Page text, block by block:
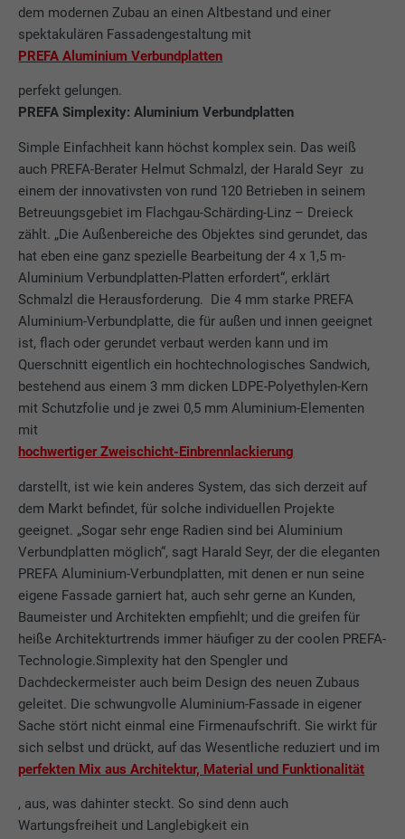
dem modernen Zubau an einen Altbestand und einer
spektakulären Fassadengestaltung mit
PREFA Aluminium Verbundplatten
perfekt gelungen.
PREFA Simplexity: Aluminium Verbundplatten
Simple Einfachheit kann höchst komplex sein. Das weiß
auch PREFA-Berater Helmut Schmalzl, der Harald Seyr zu
einem der innovativsten von rund 120 Betrieben in seinem
Betreuungsgebiet im Flachgau-Schärding-Linz – Dreieck
zählt. „Die Außenbereiche des Objektes sind gerundet, das
hat eben eine ganz spezielle Bearbeitung der 4 x 1,5 m-
Aluminium Verbundplatten-Platten erfordert“, erklärt
Schmalzl die Herausforderung. Die 4 mm starke PREFA
Aluminium-Verbundplatte, die für außen und innen geeignet
ist, flach oder gerundet verbaut werden kann und im
Querschnitt eigentlich ein hochtechnologisches Sandwich,
bestehend aus einem 3 mm dicken LDPE-Polyethylen-Kern
mit Schutzfolie und je zwei 0,5 mm Aluminium-Elementen
mit
hochwertiger Zweischicht-Einbrennlackierung
darstellt, ist wie kein anderes System, das sich derzeit auf
dem Markt befindet, für solche individuellen Projekte
geeignet. „Sogar sehr enge Radien sind bei Aluminium
Verbundplatten möglich“, sagt Harald Seyr, der die eleganten
PREFA Aluminium-Verbundplatten, mit denen er nun seine
eigene Fassade garniert hat, auch sehr gerne an Kunden,
Baumeister und Architekten empfiehlt; und die greifen für
heiße Architekturtrends immer häufiger zu der coolen PREFA-
Technologie.Simplexity hat den Spengler und
Dachdeckermeister auch beim Design des neuen Zubaus
geleitet. Die schwungvolle Aluminium-Fassade in eigener
Sache stört nicht einmal eine Firmenaufschrift. Sie wirkt für
sich selbst und drückt, auf das Wesentliche reduziert und im
perfekten Mix aus Architektur, Material und Funktionalität
, aus, was dahinter steckt. So sind denn auch
Wartungsfreiheit und Langlebigkeit ein